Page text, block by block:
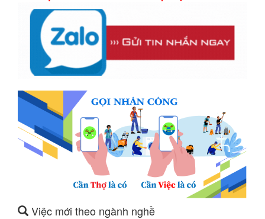
Việc mới theo ngành nghề